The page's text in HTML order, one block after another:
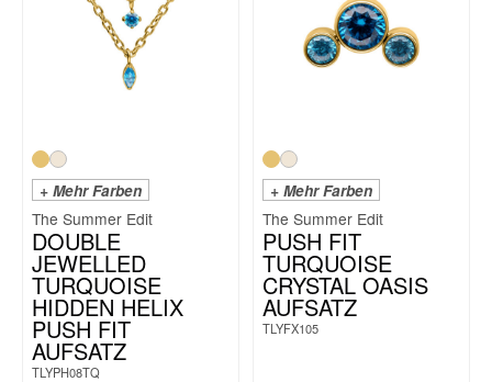
+ Mehr Farben
The Summer Edit
DOUBLE
JEWELLED
TURQUOISE
HIDDEN HELIX
PUSH FIT
AUFSATZ
TLYPH08TQ
+ Mehr Farben
The Summer Edit
PUSH FIT
TURQUOISE
CRYSTAL OASIS
AUFSATZ
TLYFX105